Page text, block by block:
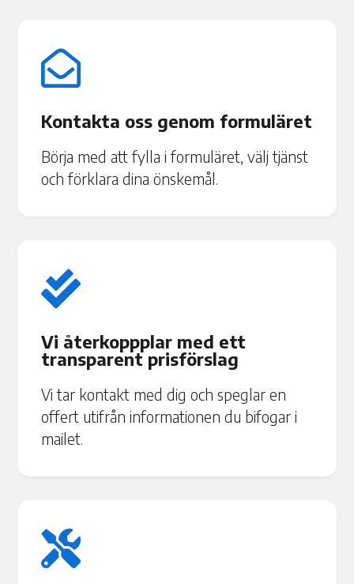

Kontakta oss genom formuläret
Börja med att fylla i formuläret, välj tjänst
och förklara dina önskemål.

Vi återkoppplar med ett
transparent prisförslag
Vi tar kontakt med dig och speglar en
offert utifrån informationen du bifogar i
mailet.
